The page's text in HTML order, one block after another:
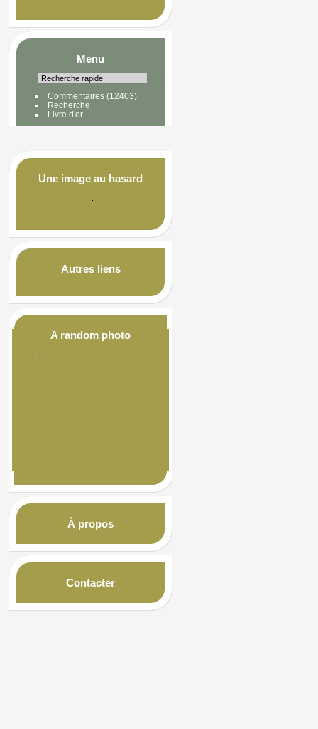
Menu
Commentaires(12403)
Recherche
Livre d'or
Une image au hasard
Autres liens
A random photo
À propos
Contacter